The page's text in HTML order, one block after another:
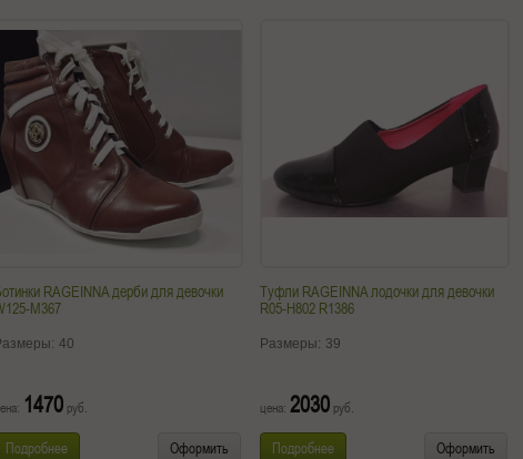
RAGEINNA дерби для девочки
M367
40
1470 руб.
Подробнее Оформить
Туфли RAGEINNA лодочки для девочки
R05-H802 R1386
Размеры: 39
цена: 2030 руб.
Подробнее Оформить